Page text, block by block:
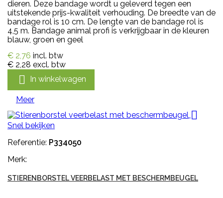
dieren. Deze bandage wordt u geleverd tegen een
uitstekende prijs-kwaliteit verhouding. De breedte van de
bandage rol is 10 cm. De lengte van de bandage rol is
4,5 m. Bandage animal profi is verkrijgbaar in de kleuren
blauw, groen en geel
€ 2,76 incl. btw
€ 2,28 excl. btw
 In winkelwagen
Meer

Snel bekijken
Referentie: P334050
Merk:
STIERENBORSTEL VEERBELAST MET BESCHERMBEUGEL